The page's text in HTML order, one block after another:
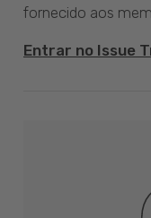
fornecido aos
Entrar no Issue